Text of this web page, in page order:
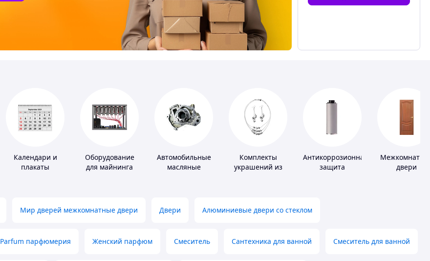
Календари и
плакаты
Оборудование
для майнинга
Автомобильные
масляные
Комплекты
украшений из
Антикоррозионная
защита
двери
Мир дверей межкомнатные двери Двери Алюминиевые двери со стеклом
Parfum парфюмерия Женский парфюм Смеситель Сантехника для ванной Смеситель для ванной